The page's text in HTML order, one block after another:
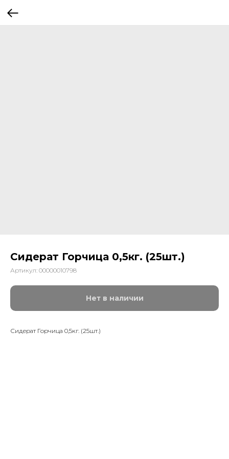
Сидерат Горчица 0,5кг. (25шт.)
Артикул: 00000010798
Нет в наличии
Сидерат Горчица 0,5кг. (25шт.)